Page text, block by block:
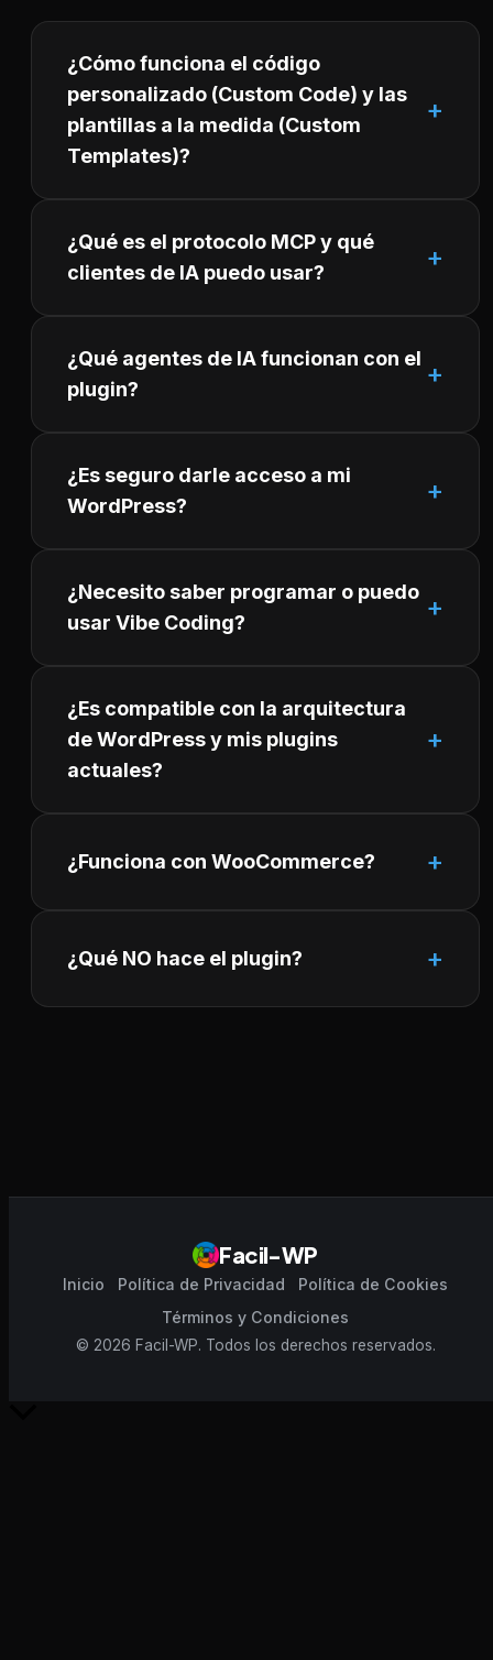
¿Cómo funciona el código
personalizado (Custom Code) y las
plantillas a la medida (Custom
Templates)?
¿Qué es el protocolo MCP y qué
clientes de IA puedo usar?
¿Qué agentes de IA funcionan con el
plugin?
¿Es seguro darle acceso a mi
WordPress?
¿Necesito saber programar o puedo
usar Vibe Coding?
¿Es compatible con la arquitectura
de WordPress y mis plugins
actuales?
¿Funciona con WooCommerce?
¿Qué NO hace el plugin?
Facil-WP
Inicio Política de Privacidad
Política de Cookies
Términos y Condiciones
© 2026 Facil-WP. Todos los derechos reservados.